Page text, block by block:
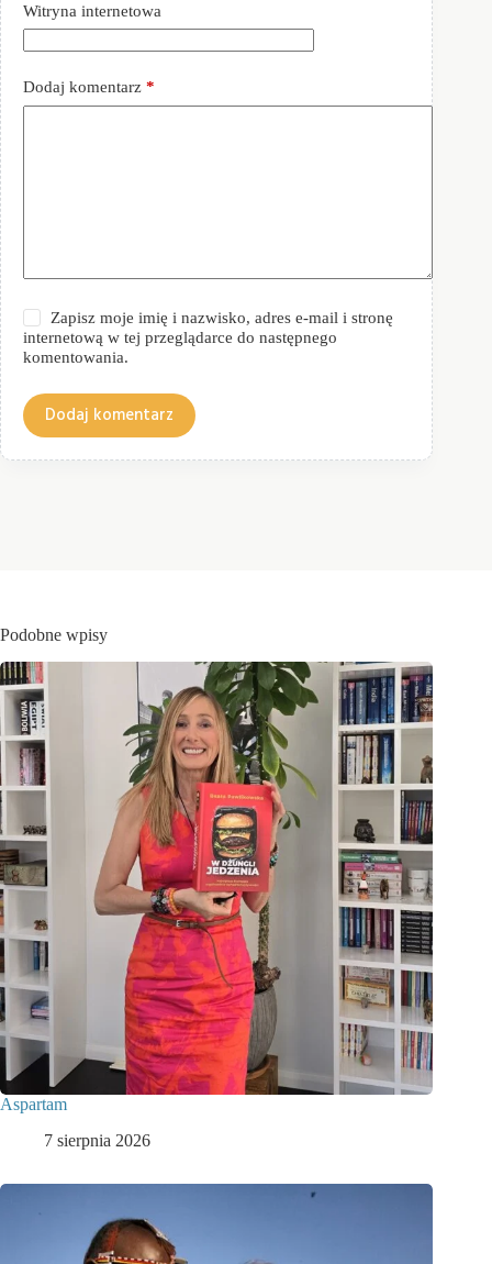
Witryna internetowa
Dodaj komentarz *
Zapisz moje imię i nazwisko, adres e-mail i stronę
internetową w tej przeglądarce do następnego
komentowania.
Dodaj komentarz
Podobne wpisy
Aspartam
7 sierpnia 2026